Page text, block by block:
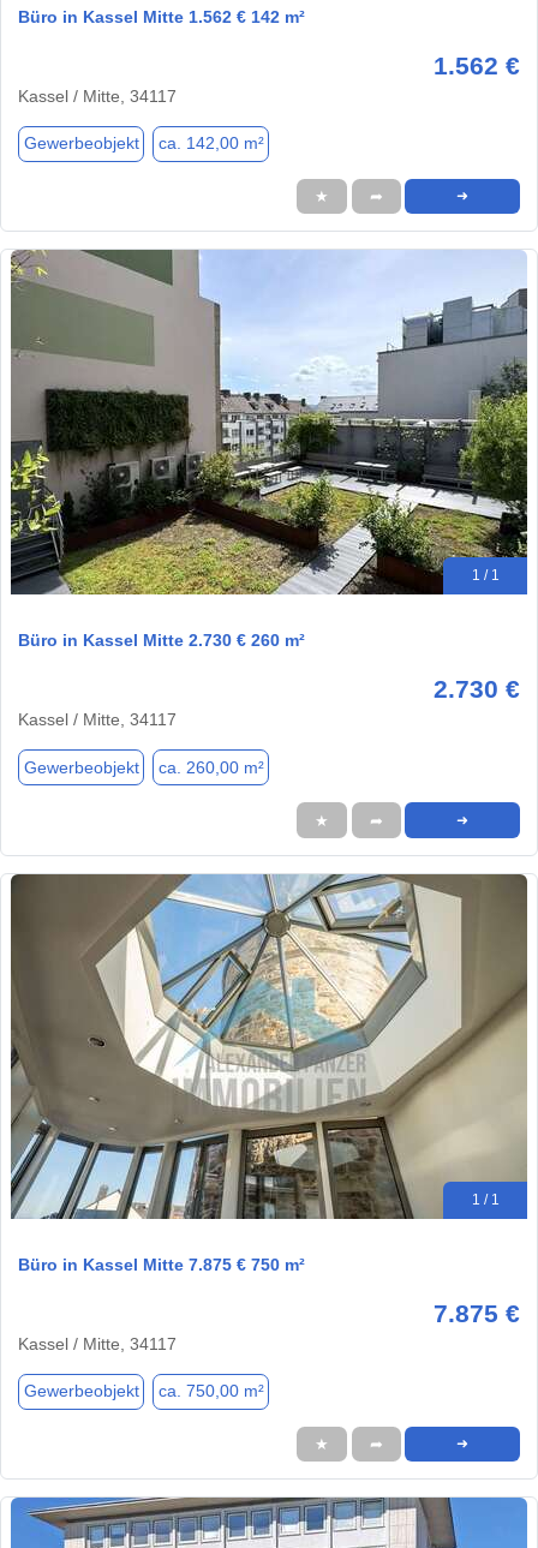
Büro in Kassel Mitte 1.562 € 142 m²
1.562 €
Kassel / Mitte, 34117
Gewerbeobjekt ca. 142,00 m²
★ ➦ ➜
1 / 1
Büro in Kassel Mitte 2.730 € 260 m²
2.730 €
Kassel / Mitte, 34117
Gewerbeobjekt ca. 260,00 m²
★ ➦ ➜
1 / 1
Büro in Kassel Mitte 7.875 € 750 m²
7.875 €
Kassel / Mitte, 34117
Gewerbeobjekt ca. 750,00 m²
★ ➦ ➜